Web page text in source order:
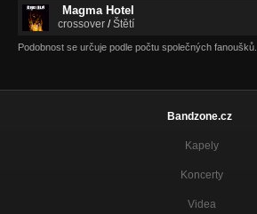
Magma Hotel
crossover /Štětí
Podobnost se určuje podle počtu společných fanoušků.
Bandzone.cz
Kapely
Koncerty
Videa